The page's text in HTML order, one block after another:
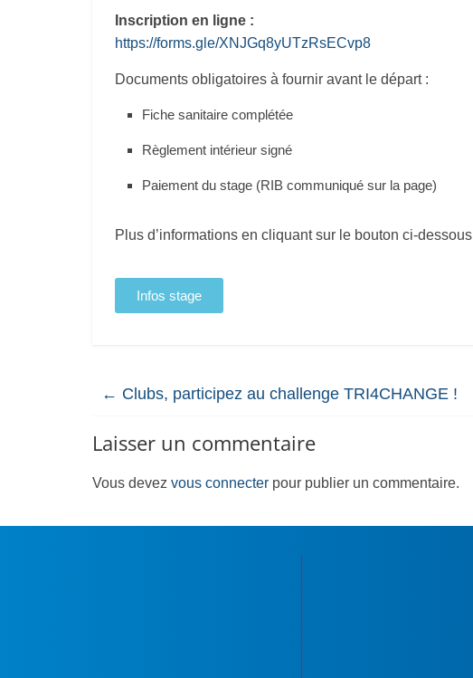
Inscription en ligne :
https://forms.gle/XNJGq8yUTzRsECvp8
Documents obligatoires à fournir avant le départ :
Fiche sanitaire complétée
Règlement intérieur signé
Paiement du stage (RIB communiqué sur la page)
Plus d’informations en cliquant sur le bouton ci-dessous
Infos stage
← Clubs, participez au challenge TRI4CHANGE !
Laisser un commentaire
Vous devez vous connecter pour publier un commentaire.